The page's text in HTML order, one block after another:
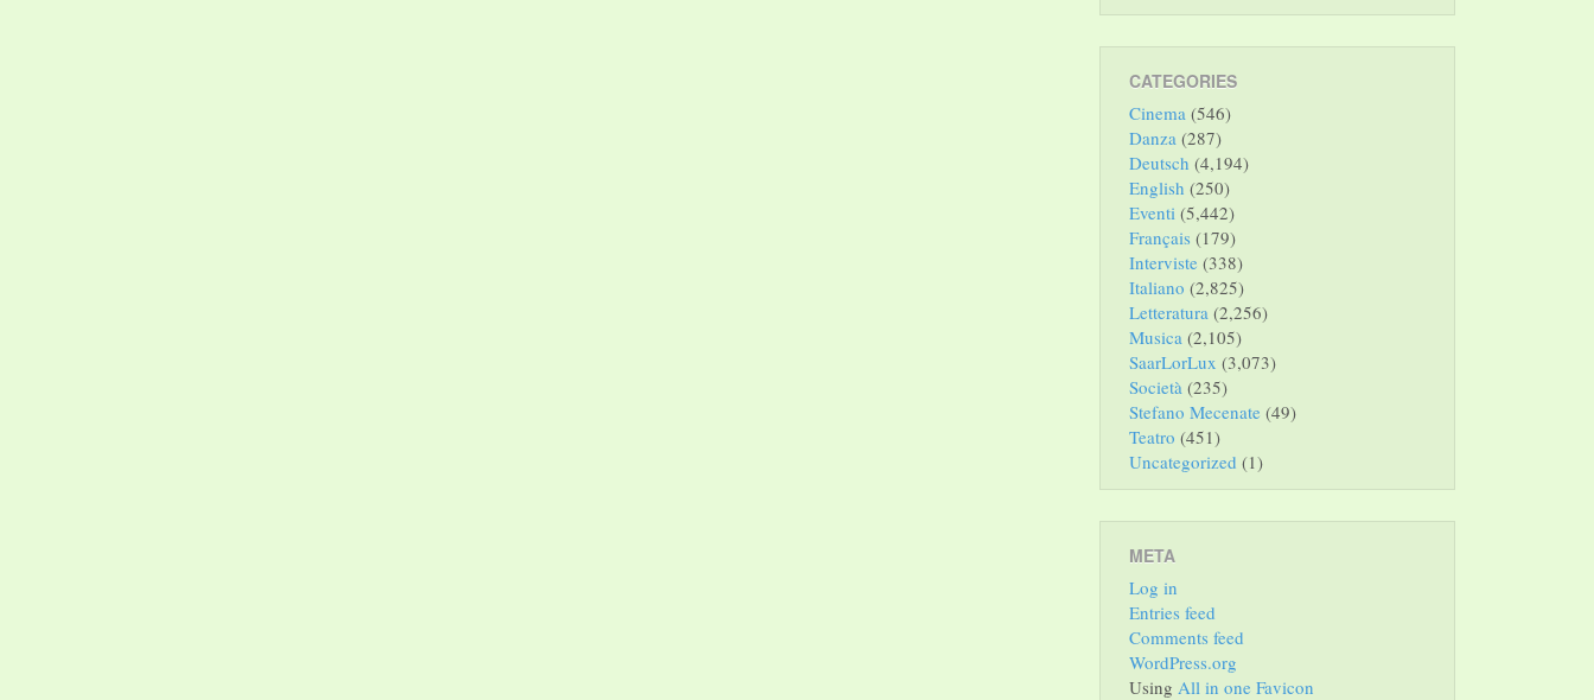
CATEGORIES
Cinema (546)
Danza (287)
Deutsch (4,194)
English (250)
Eventi (5,442)
Français (179)
Interviste (338)
Italiano (2,825)
Letteratura (2,256)
Musica (2,105)
SaarLorLux (3,073)
Società (235)
Stefano Mecenate (49)
Teatro (451)
Uncategorized (1)
META
Log in
Entries feed
Comments feed
WordPress.org
Using All in one Favicon